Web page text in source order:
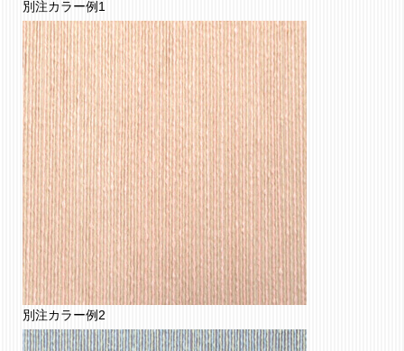
別注カラー例1
別注カラー例2